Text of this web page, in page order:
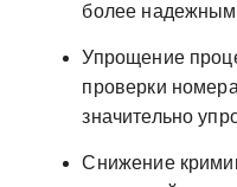
более
Упрощение
проверки
значительно
Снижение